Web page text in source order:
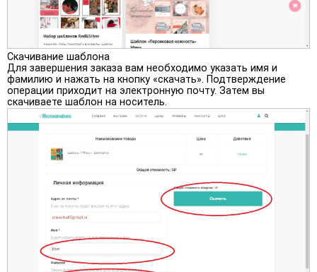
Скачивание шаблона
Для завершения заказа вам необходимо указать имя и
фамилию и нажать на кнопку «скачать». Подтверждение
операции приходит на электронную почту. Затем вы
скачиваете шаблон на носитель.